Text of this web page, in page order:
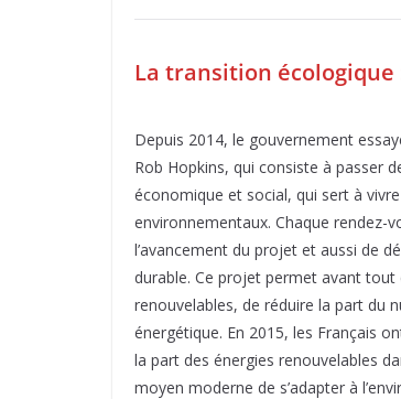
La transition
Depuis 2014, le gouvernement
Rob Hopkins, qui consiste à passer
économique et social, qui sert à
environnementaux. Chaque rendez-
l’avancement du projet et aussi de
durable. Ce projet permet avant
renouvelables, de réduire la part du
énergétique. En 2015, les Français
la part des énergies renouvelables
moyen moderne de s’adapter à